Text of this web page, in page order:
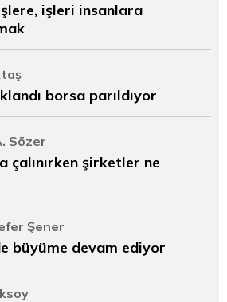
işleri insanlara
borsa parıldıyor
Sözer
çalınırken şirketler ne
Şener
büyüme devam ediyor